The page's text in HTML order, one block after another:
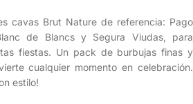
cavas Brut Nature de referencia: Pago
de Blancs y Segura Viudas, para
fiestas. Un pack de burbujas finas y
cualquier momento en celebración.
estilo!